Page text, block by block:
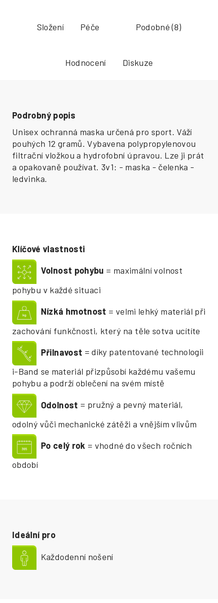
Složení Péče Podobné (8)
Hodnocení Diskuze
Podrobný popis
Unisex ochranná maska určená pro sport. Váží
pouhých 12 gramů. Vybavena polypropylenovou
filtrační vložkou a hydrofobní úpravou. Lze ji prát
a opakovaně používat. 3v1: - maska - čelenka -
ledvinka.
Ideální pro
Každodenní nošení
Klíčové vlastnosti
Volnost pohybu = maximální volnost
pohybu v každé situaci
Nízká hmotnost = velmi lehký materiál při
zachování funkčnosti, který na těle sotva ucítíte
Přilnavost = díky patentované technologii
i-Band se materiál přizpůsobí každému vašemu
pohybu a podrží oblečení na svém místě
Odolnost = pružný a pevný materiál,
odolný vůči mechanické zátěži a vnějším vlivům
Po celý rok = vhodné do všech ročních
období